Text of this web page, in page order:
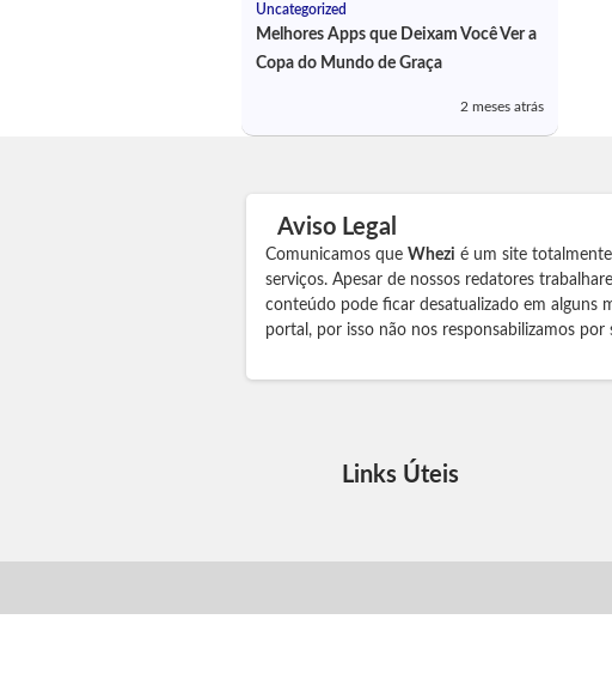
Uncategorized
Melhores Apps que Deixam Você Ver a
Copa do Mundo de Graça
2 meses atrás
Aviso Legal
Comunicamos que Whezi é um site
serviços. Apesar de nossos redatores
conteúdo pode ficar desatualizado em alguns
portal, por isso não nos responsabilizamos
Links Úteis